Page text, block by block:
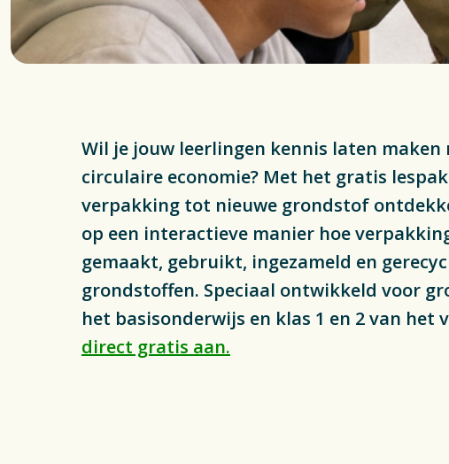
Actueel
Wil je jouw leerlingen kennis laten maken
circulaire economie? Met het gratis
verpakking tot nieuwe grondstof
op een interactieve manier hoe
gemaakt, gebruikt, ingezameld en
grondstoffen. Speciaal ontwikkeld voor
het basisonderwijs en klas 1 en 2 van het
direct gratis aan.